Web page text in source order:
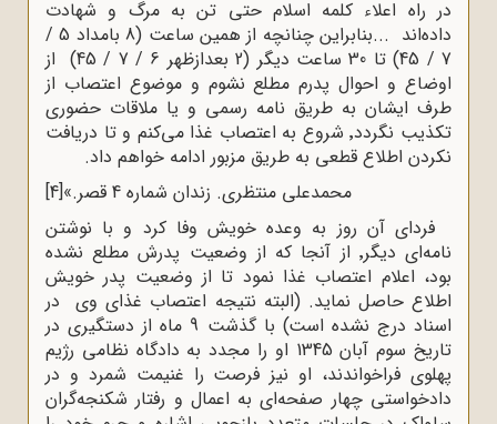
در راه اعلاء کلمه اسلام حتی تن به مرگ و شهادت
داده‌اند ...
بنابراین چنانچه از همین ساعت (8 بامداد 5 /
7 / 45) تا 30 ساعت دیگر (2 بعدازظهر 6 / 7 / 45) از
اوضاع و احوال پدرم مطلع نشوم و موضوع اعتصاب از
طرف ایشان به طریق نامه رسمی و یا ملاقات حضوری
تکذیب نگردد٬ شروع به اعتصاب غذا می‌کنم و تا دریافت
نکردن اطلاع قطعی به طریق مزبور ادامه خواهم داد.
محمدعلی منتظری. زندان شماره 4 قصر.»
[4]
فردای آن روز به وعده خویش وفا کرد و با نوشتن
نامه‌ای دیگر٬ از آنجا که از وضعیت پدرش مطلع نشده
بود، اعلام اعتصاب غذا نمود تا از وضعیت پدر خویش
اطلاع حاصل نماید. (البته نتیجه اعتصاب غذای وی در
اسناد درج نشده است) با گذشت 9 ماه از دستگیری در
تاریخ سوم آبان 1345 او را مجدد به دادگاه نظامی رژیم
پهلوی فراخواندند، او نیز فرصت را غنیمت شمرد و در
دادخواستی چهار صفحه‌ای به اعمال و رفتار شکنجه‌گران